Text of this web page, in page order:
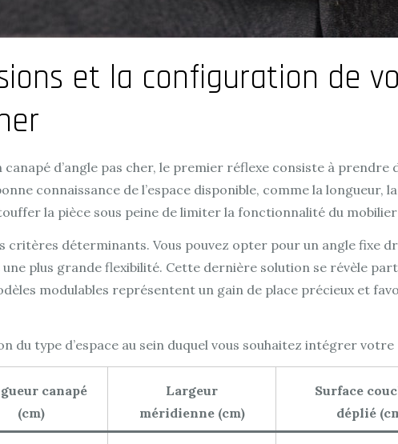
et la configuration de
canapé d’angle pas cher, le premier réflexe consiste à
connaissance de l’espace disponible, comme la
la pièce sous peine de limiter la fonctionnalité du
critères déterminants. Vous pouvez opter pour un angle fixe
plus grande flexibilité. Cette dernière solution se révèle
modulables représentent un gain de place précieux et
du type d’espace au sein duquel vous souhaitez intégrer
canapé
(cm)
Largeur
méridienne (cm)
Surface
déplié